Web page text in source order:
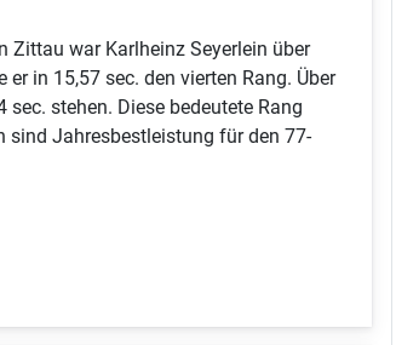
Zittau war Karlheinz Seyerlein über
in 15,57 sec. den vierten Rang. Über
stehen. Diese bedeutete Rang
sind Jahresbestleistung für den 77-